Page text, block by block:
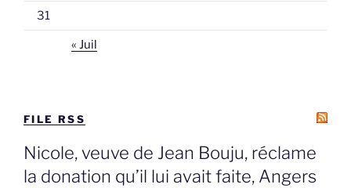
31
« Juil
FILE RSS
Nicole, veuve de Jean Bouju, réclame
la donation qu’il lui avait faite, Angers